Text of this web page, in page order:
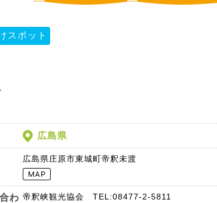
スポット
広島県
広島県庄原市東城町帝釈未渡
わ 帝釈峡観光協会 TEL:08477-2-5811